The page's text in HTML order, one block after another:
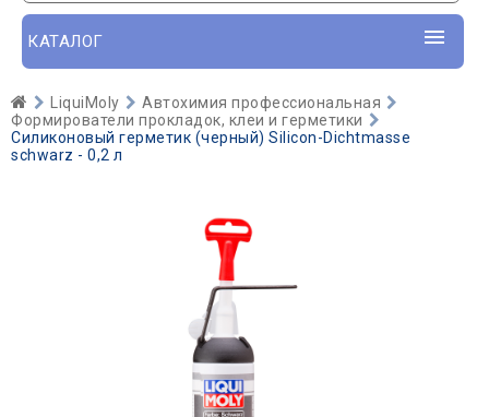
КАТАЛОГ
LiquiMoly
Автохимия профессиональная
Формирователи прокладок, клеи и герметики
Силиконовый герметик (черный) Silicon-Dichtmasse
schwarz - 0,2 л